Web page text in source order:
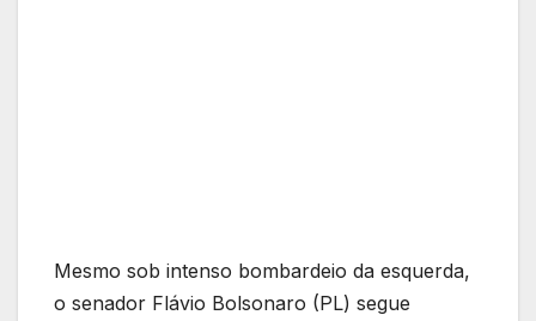
Mesmo sob intenso bombardeio da esquerda,
o senador Flávio Bolsonaro (PL) segue